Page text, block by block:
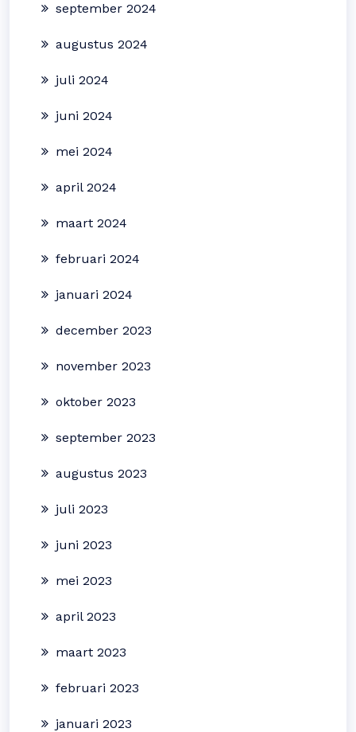
september 2024
augustus 2024
juli 2024
juni 2024
mei 2024
april 2024
maart 2024
februari 2024
januari 2024
december 2023
november 2023
oktober 2023
september 2023
augustus 2023
juli 2023
juni 2023
mei 2023
april 2023
maart 2023
februari 2023
januari 2023